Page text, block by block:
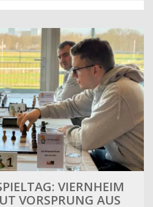
VIERNHEIM
VORSPRUNG AUS